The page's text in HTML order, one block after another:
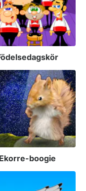
Ekorre-boogie